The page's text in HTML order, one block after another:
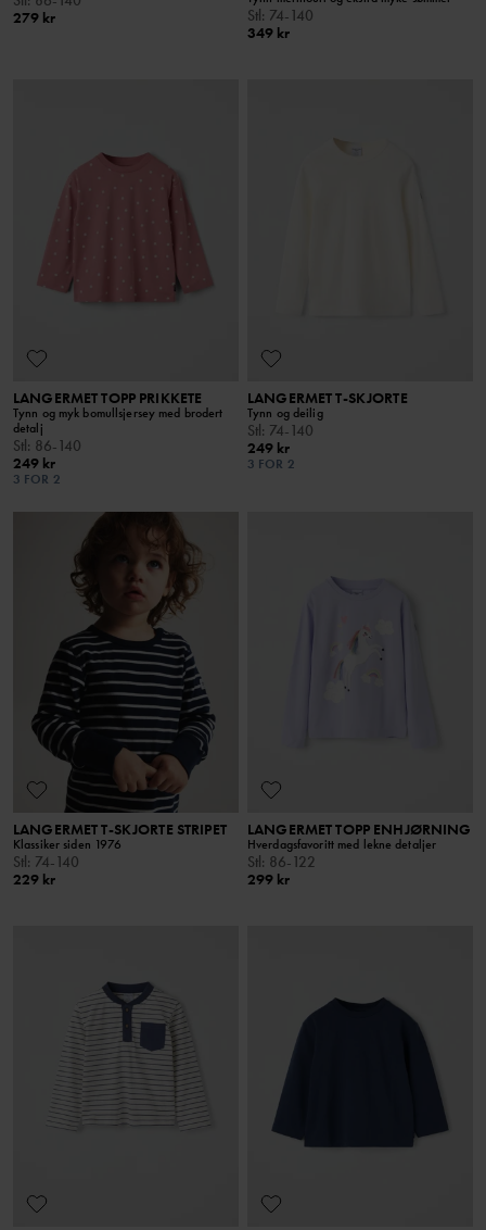
279 kr
Stl: 74-140
349 kr
LANGERMET TOPP PRIKKETE
Tynn og myk bomullsjersey med brodert
detalj
Stl: 86-140
249 kr
3 FOR 2
LANGERMET T-SKJORTE
Tynn og deilig
Stl: 74-140
249 kr
3 FOR 2
LANGERMET T-SKJORTE STRIPET
Klassiker siden 1976
Stl: 74-140
229 kr
LANGERMET TOPP ENHJØRNING
Hverdagsfavoritt med lekne detaljer
Stl: 86-122
299 kr